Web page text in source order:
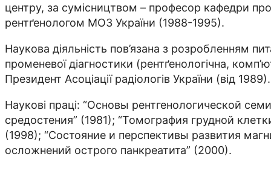
центру, за сумісництвом – професор кафедри
рентґенологом МОЗ України (1988-1995).
Наукова діяльність пов’язана з розробленням
променевої діагностики (рентґенологічна,
Президент Асоціації радіологів України (від 1989).
Наукові праці: “Основы рентгенологической
средостения” (1981); “Томография грудной
(1998); “Состояние и перспективы развития
осложнений острого панкреатита” (2000).